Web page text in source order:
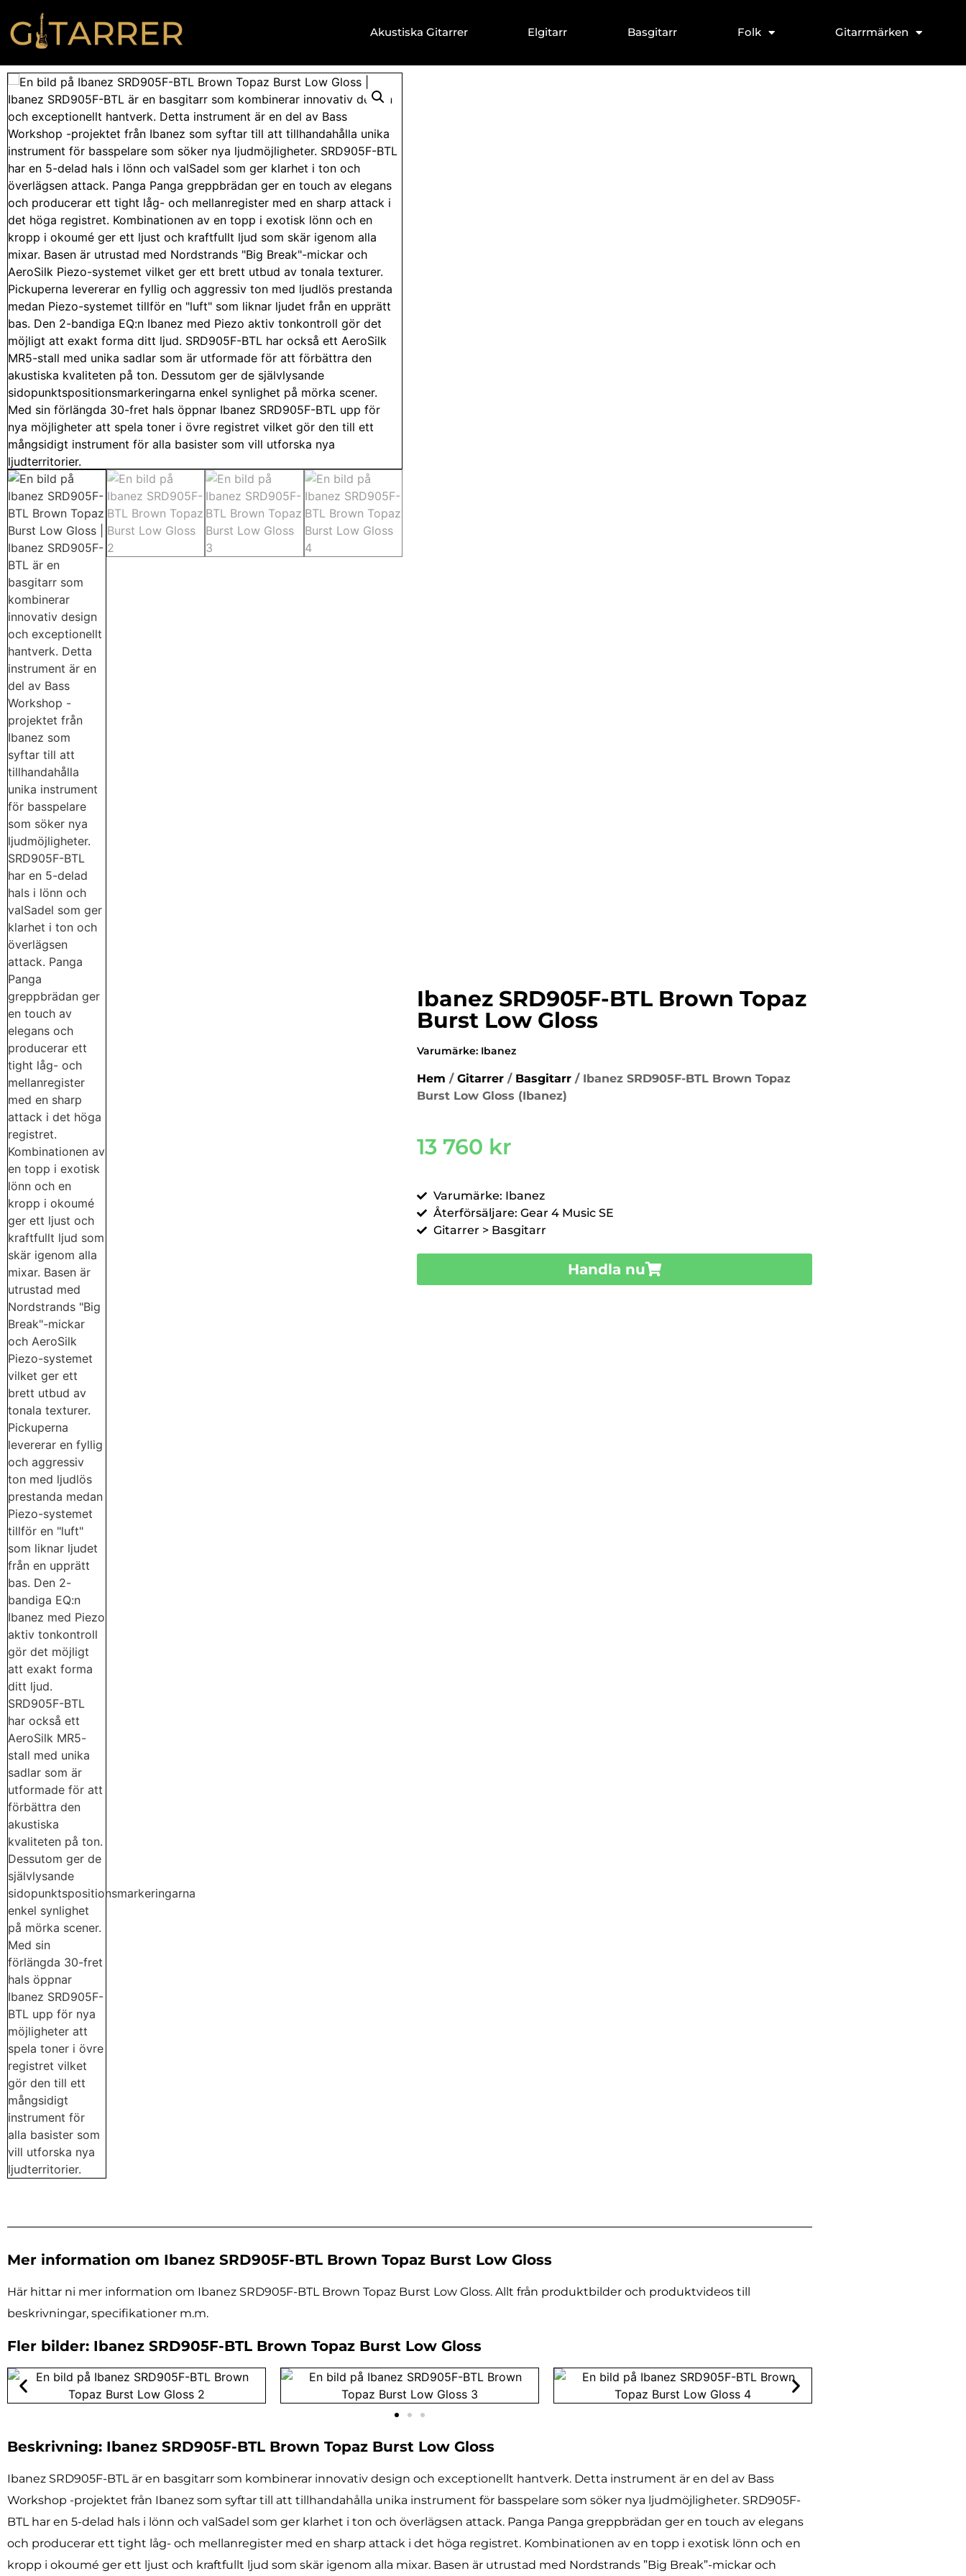
Akustiska Gitarrer Elgitarr Basgitarr Folk Gitarrmärken
Ibanez SRD905F-BTL Brown Topaz
Burst Low Gloss
Varumärke: Ibanez
Hem / Gitarrer / Basgitarr / Ibanez SRD905F-BTL Brown Topaz
Burst Low Gloss (Ibanez)
13 760 kr
Varumärke: Ibanez
Återförsäljare: Gear 4 Music SE
Gitarrer > Basgitarr
Handla nu
Mer information om Ibanez SRD905F-BTL Brown Topaz Burst Low Gloss
Här hittar ni mer information om Ibanez SRD905F-BTL Brown Topaz Burst Low Gloss. Allt från produktbilder och produktvideos till
beskrivningar, specifikationer m.m.
Fler bilder: Ibanez SRD905F-BTL Brown Topaz Burst Low Gloss
Beskrivning: Ibanez SRD905F-BTL Brown Topaz Burst Low Gloss
Ibanez SRD905F-BTL är en basgitarr som kombinerar innovativ design och exceptionellt hantverk. Detta instrument är en del av Bass
Workshop -projektet från Ibanez som syftar till att tillhandahålla unika instrument för basspelare som söker nya ljudmöjligheter. SRD905F-
BTL har en 5-delad hals i lönn och valSadel som ger klarhet i ton och överlägsen attack. Panga Panga greppbrädan ger en touch av elegans
och producerar ett tight låg- och mellanregister med en sharp attack i det höga registret. Kombinationen av en topp i exotisk lönn och en
kropp i okoumé ger ett ljust och kraftfullt ljud som skär igenom alla mixar. Basen är utrustad med Nordstrands ”Big Break”-mickar och